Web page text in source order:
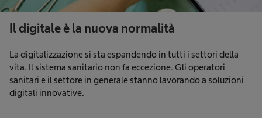
Il digitale è la nuova normalità
La digitalizzazione si sta espandendo in tutti i settori della
vita. Il sistema sanitario non fa eccezione. Gli operatori
sanitari e il settore in generale stanno lavorando a soluzioni
digitali innovative.